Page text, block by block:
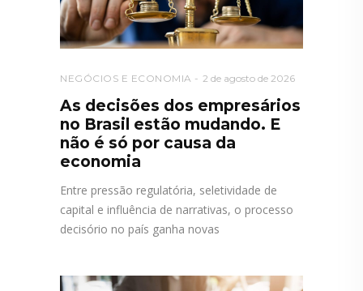
NEGÓCIOS E ECONOMIA 2 de agosto de 2026
As decisões dos empresários
no Brasil estão mudando. E
não é só por causa da
economia
Entre pressão regulatória, seletividade de
capital e influência de narrativas, o processo
decisório no país ganha novas